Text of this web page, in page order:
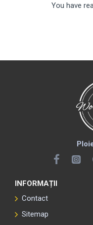
You have
INFORMAȚII
Contact
Sitemap